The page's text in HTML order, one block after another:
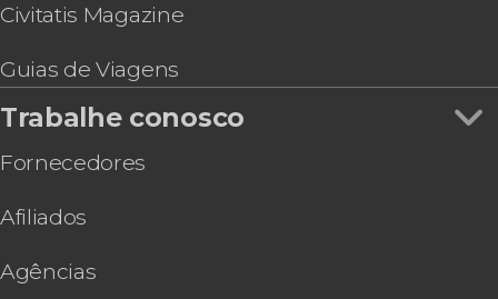
Civitatis Magazine
Guias de Viagens
Trabalhe conosco
Fornecedores
Afiliados
Agências